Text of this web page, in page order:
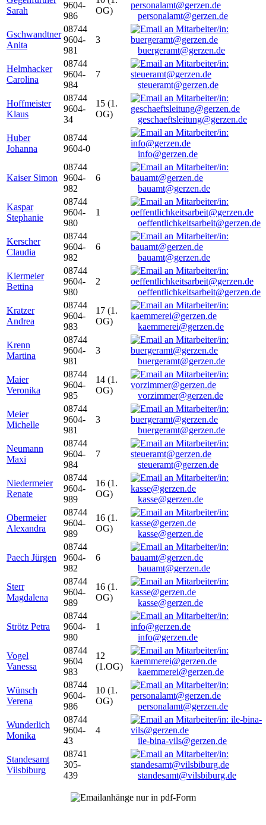
Sarah
9604-
986
OG)
personalamt@gerzen.de
Gschwandtner
Anita
08744
9604-
981
3
buergeramt@gerzen.de
Helmhacker
Carolina
08744
9604-
984
7
steueramt@gerzen.de
Hoffmeister
Klaus
08744
9604-
34
15 (1.
OG)
geschaeftsleitung@gerzen.de
Huber
Johanna
08744
9604-0
info@gerzen.de
Kaiser Simon
08744
9604-
982
6
bauamt@gerzen.de
Kaspar
Stephanie
08744
9604-
980
1
oeffentlichkeitsarbeit@gerzen.de
Kerscher
Claudia
08744
9604-
982
6
bauamt@gerzen.de
Kiermeier
Bettina
08744
9604-
980
2
oeffentlichkeitsarbeit@gerzen.de
Kratzer
Andrea
08744
9604-
983
17 (1.
OG)
kaemmerei@gerzen.de
Krenn
Martina
08744
9604-
981
3
buergeramt@gerzen.de
Maier
Veronika
08744
9604-
985
14 (1.
OG)
vorzimmer@gerzen.de
Meier
Michelle
08744
9604-
981
3
buergeramt@gerzen.de
Neumann
Maxi
08744
9604-
984
7
steueramt@gerzen.de
Niedermeier
Renate
08744
9604-
989
16 (1.
OG)
kasse@gerzen.de
Obermeier
Alexandra
08744
9604-
989
16 (1.
OG)
kasse@gerzen.de
Paech Jürgen
08744
9604-
982
6
bauamt@gerzen.de
Sterr
Magdalena
08744
9604-
989
16 (1.
OG)
kasse@gerzen.de
Strötz Petra
08744
9604-
980
1
info@gerzen.de
Vogel
Vanessa
08744
9604
983
12
(1.OG)
kaemmerei@gerzen.de
Wünsch
Verena
08744
9604-
986
10 (1.
OG)
personalamt@gerzen.de
Wunderlich
Monika
08744
9604-
43
4
ile-bina-vils@gerzen.de
Standesamt
Vilsbiburg
08741
305-
439
standesamt@vilsbiburg.de